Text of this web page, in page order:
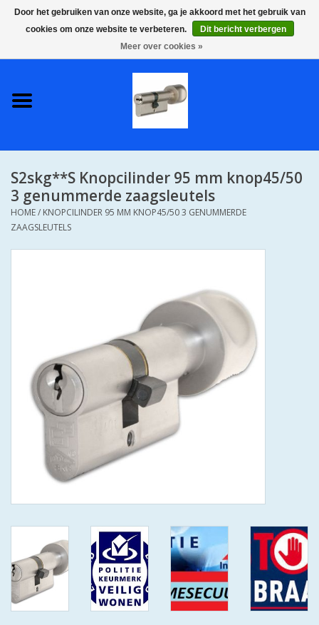
0 Artikelen - €0,00
S2 COMPLETE VEILIGE
SKG**
S2 CILINDER SLOTEN IN
S2 CILINDERSLOTEN IN IEDERE
KEERSLEUTEL
(GAATJES)VEILIGE
GENUMMERDE SLEUTELS
SKG**
ISEO F 6 EXTRA S
ANTIKERNTREK ZWART IN
IEDERE GEWENSTE MAAT MET
ISEO F 6 EXTRA S
ANTIKERNTREK IN IEDERE
GEWENSTE MAAT MET
GEWONE SLEUTEL SKG***
S2skg**S Knopcilinder 95 mm knop45/50
3 genummerde zaagsleutels
HOME/ KNOPCILINDER 95 MM KNOP45/50 3 GENUMMERDE
ZAAGSLEUTELS
Door het gebruiken van onze website, ga je akkoord met het gebruik van
cookies om onze website te verbeteren.
Dit bericht verbergen
Meer over cookies »